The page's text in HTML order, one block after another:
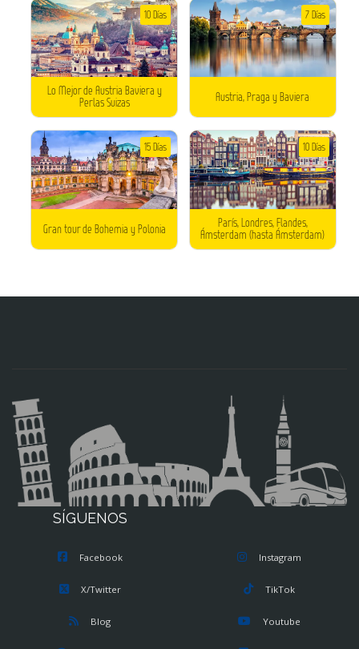
Lo Mejor de Austria Baviera y
Perlas Suizas
10 Días
Austria, Praga y Baviera
7 Días
Gran tour de Bohemia y Polonia
15 Días
París, Londres, Flandes,
Ámsterdam (hasta Ámsterdam)
10 Días
SÍGUENOS
Facebook
X/Twitter
Blog
Instagram
TikTok
Youtube